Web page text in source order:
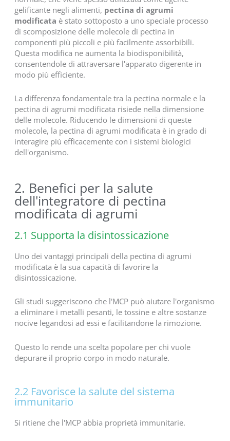
gelificante negli alimenti, pectina di agrumi
modificata è stato sottoposto a uno speciale processo
di scomposizione delle molecole di pectina in
componenti più piccoli e più facilmente assorbibili.
Questa modifica ne aumenta la biodisponibilità,
consentendole di attraversare l'apparato digerente in
modo più efficiente.
La differenza fondamentale tra la pectina normale e la
pectina di agrumi modificata risiede nella dimensione
delle molecole. Riducendo le dimensioni di queste
molecole, la pectina di agrumi modificata è in grado di
interagire più efficacemente con i sistemi biologici
dell'organismo.
2. Benefici per la salute
dell'integratore di pectina
modificata di agrumi
2.1 Supporta la disintossicazione
Uno dei vantaggi principali della pectina di agrumi
modificata è la sua capacità di favorire la
disintossicazione.
Gli studi suggeriscono che l'MCP può aiutare l'organismo
a eliminare i metalli pesanti, le tossine e altre sostanze
nocive legandosi ad essi e facilitandone la rimozione.
Questo lo rende una scelta popolare per chi vuole
depurare il proprio corpo in modo naturale.
2.2 Favorisce la salute del sistema
immunitario
Si ritiene che l'MCP abbia proprietà immunitarie.